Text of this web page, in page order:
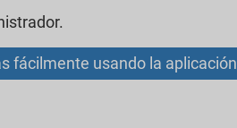
fácilmente usando la aplicación